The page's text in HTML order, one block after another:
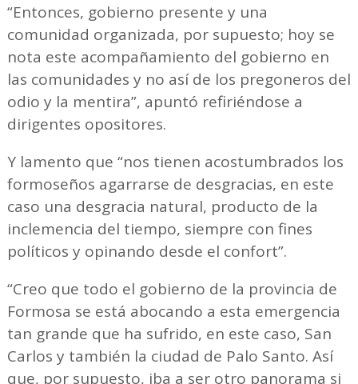
“Entonces, gobierno presente y una
comunidad organizada, por supuesto; hoy se
nota este acompañamiento del gobierno en
las comunidades y no así de los pregoneros del
odio y la mentira”, apuntó refiriéndose a
dirigentes opositores.
Y lamento que “nos tienen acostumbrados los
formoseños agarrarse de desgracias, en este
caso una desgracia natural, producto de la
inclemencia del tiempo, siempre con fines
políticos y opinando desde el confort”.
“Creo que todo el gobierno de la provincia de
Formosa se está abocando a esta emergencia
tan grande que ha sufrido, en este caso, San
Carlos y también la ciudad de Palo Santo. Así
que, por supuesto, iba a ser otro panorama si